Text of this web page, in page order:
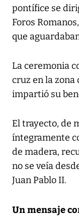
pontífice se
Foros
que
La ceremonia
cruz en la zona
impartió su
El trayecto, de
íntegramente
de madera,
no se veía
Juan Pablo II.
Un mensaje